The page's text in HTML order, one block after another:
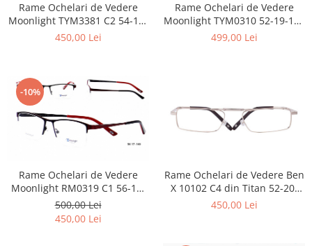
Guess
Hackett London
Jaguar
Jean Louis Bertier
Just Cavalli
Montblanc
Moonlight
Nina Ricci
Rame Ochelari de Vedere
Moonlight TYM3381 C2 54-19-
135 Titan
450,00 Lei
Rame Ochelari de Vedere
Moonlight TYM0310 52-19-145
din Titan
499,00 Lei
-10%
Rame Ochelari de Vedere
Moonlight RM0319 C1 56-17-
140 din Titan
500,00 Lei
450,00 Lei
Rame Ochelari de Vedere Ben
X 10102 C4 din Titan 52-20-
140
450,00 Lei